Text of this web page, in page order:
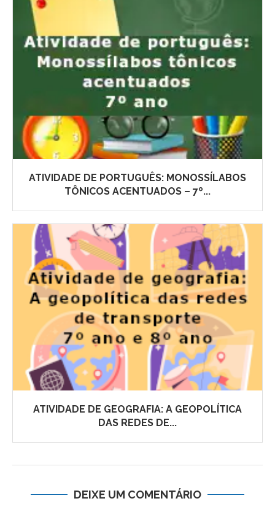
ATIVIDADE DE PORTUGUÊS: MONOSSÍLABOS
TÔNICOS ACENTUADOS – 7º...
ATIVIDADE DE GEOGRAFIA: A GEOPOLÍTICA
DAS REDES DE...
DEIXE UM COMENTÁRIO